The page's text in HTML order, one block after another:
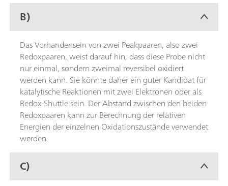
B)
Das Vorhandensein von zwei Peakpaaren, also zwei
Redoxpaaren, weist darauf hin, dass diese Probe nicht
nur einmal, sondern zweimal reversibel oxidiert
werden kann. Sie könnte daher ein guter Kandidat für
katalytische Reaktionen mit zwei Elektronen oder als
Redox-Shuttle sein. Der Abstand zwischen den beiden
Redoxpaaren kann zur Berechnung der relativen
Energien der einzelnen Oxidationszustände verwendet
werden.
C)